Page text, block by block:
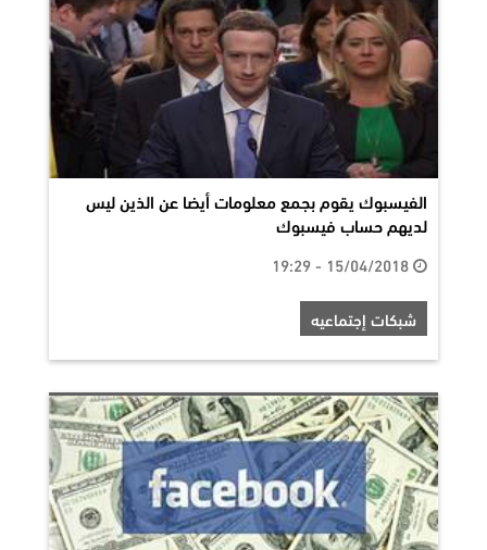
الفيسبوك يقوم بجمع معلومات أيضا عن الذين ليس
لديهم حساب فيسبوك
شبكات إجتماعيه